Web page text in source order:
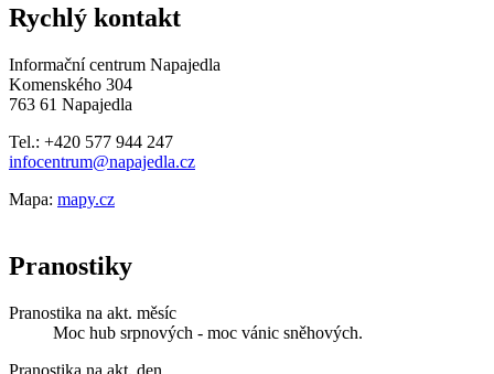
Rychlý kontakt
Informační centrum Napajedla
Komenského 304
763 61 Napajedla
Tel.: +420 577 944 247
infocentrum@napajedla.cz
Mapa: mapy.cz
Pranostiky
Pranostika na akt. měsíc
Moc hub srpnových - moc vánic sněhových.
Pranostika na akt. den